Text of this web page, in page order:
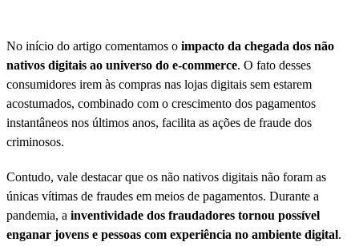
No início do artigo comentamos o impacto da chegada dos não
nativos digitais ao universo do e-commerce. O fato desses
consumidores irem às compras nas lojas digitais sem estarem
acostumados, combinado com o crescimento dos pagamentos
instantâneos nos últimos anos, facilita as ações de fraude dos
criminosos.
Contudo, vale destacar que os não nativos digitais não foram as
únicas vítimas de fraudes em meios de pagamentos. Durante a
pandemia, a inventividade dos fraudadores tornou possível
enganar jovens e pessoas com experiência no ambiente digital.